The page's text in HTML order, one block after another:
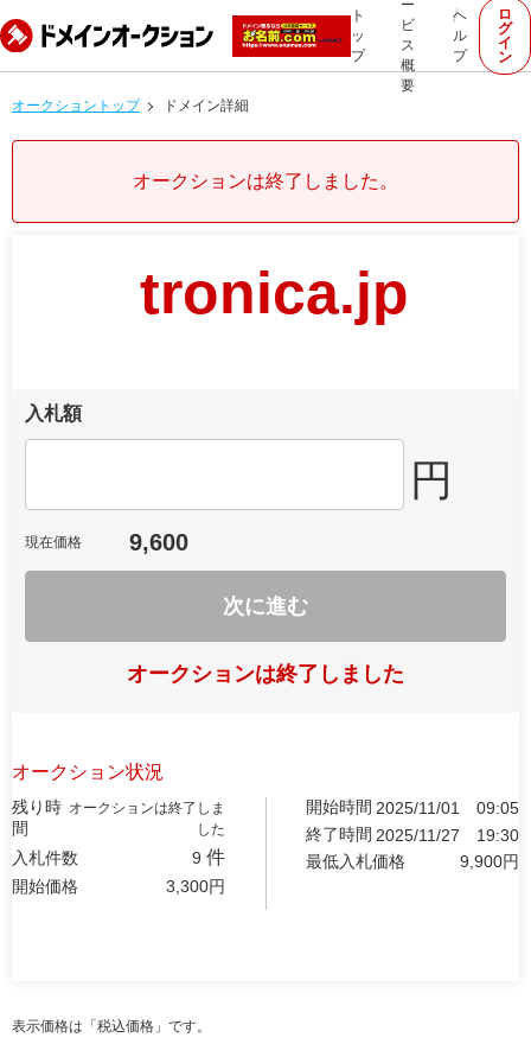
ト
ッ
プ
ー
ビ
ス
概
要
ヘ
ル
プ
ロ
グ
イ
ン
オークショントップ ドメイン詳細
オークションは終了しました。
tronica.jp
入札額
円
現在価格 9,600
次に進む
オークションは終了しました
オークション状況
残り時
間
オークションは終了しま
した
入札件数 9 件
開始価格 3,300円
開始時間 2025/11/01
09:05
終了時間 2025/11/27
19:30
最低入札価格
9,900円
表示価格は「税込価格」です。